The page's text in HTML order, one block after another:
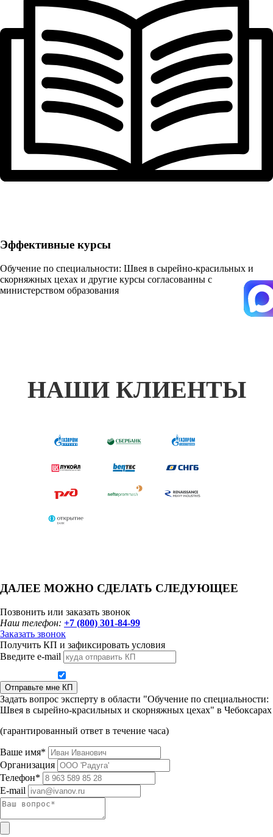
Эффективные курсы
Обучение по специальности: Швея в сырейно-красильных и
скорняжных цехах и другие курсы согласованны с
министерством образования
НАШИ КЛИЕНТЫ
ДАЛЕЕ МОЖНО СДЕЛАТЬ СЛЕДУЮЩЕЕ
Позвонить или заказать звонок
Наш телефон: +7 (800) 301-84-99
Заказать звонок
Получить КП и зафиксировать условия
Введите e-mail
Отправьте мне КП
Задать вопрос эксперту в области "Обучение по специальности:
Швея в сырейно-красильных и скорняжных цехах" в Чебоксарах
(гарантированный ответ в течение часа)
Ваше имя*
Организация
Телефон*
E-mail